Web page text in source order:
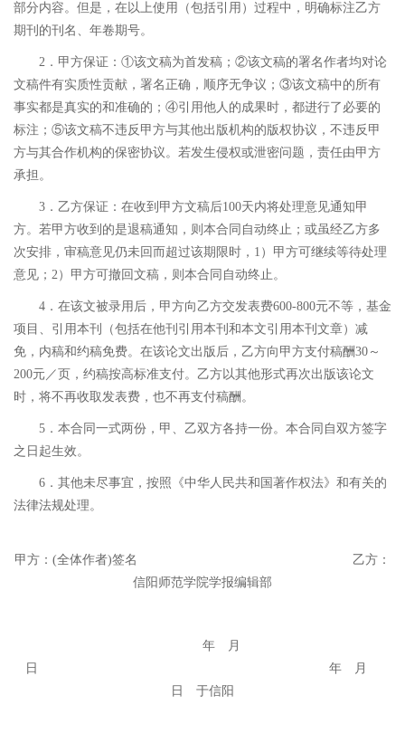
部分内容。但是，在以上使用（包括引用）过程中，明确标注乙方
期刊的刊名、年卷期号。
2．甲方保证：①该文稿为首发稿；②该文稿的署名作者均对论
文稿件有实质性贡献，署名正确，顺序无争议；③该文稿中的所有
事实都是真实的和准确的；④引用他人的成果时，都进行了必要的
标注；⑤该文稿不违反甲方与其他出版机构的版权协议，不违反甲
方与其合作机构的保密协议。若发生侵权或泄密问题，责任由甲方
承担。
3．乙方保证：在收到甲方文稿后100天内将处理意见通知甲
方。若甲方收到的是退稿通知，则本合同自动终止；或虽经乙方多
次安排，审稿意见仍未回而超过该期限时，1）甲方可继续等待处理
意见；2）甲方可撤回文稿，则本合同自动终止。
4．在该文被录用后，甲方向乙方交发表费600-800元不等，基金
项目、引用本刊（包括在他刊引用本刊和本文引用本刊文章）减
免，内稿和约稿免费。在该论文出版后，乙方向甲方支付稿酬30～
200元／页，约稿按高标准支付。乙方以其他形式再次出版该论文
时，将不再收取发表费，也不再支付稿酬。
5．本合同一式两份，甲、乙双方各持一份。本合同自双方签字
之日起生效。
6．其他未尽事宜，按照《中华人民共和国著作权法》和有关的
法律法规处理。
甲方 ： (全体作者)签名
乙方：
信阳师范学院学报编辑部
年 月
日 年 月
日 于信阳